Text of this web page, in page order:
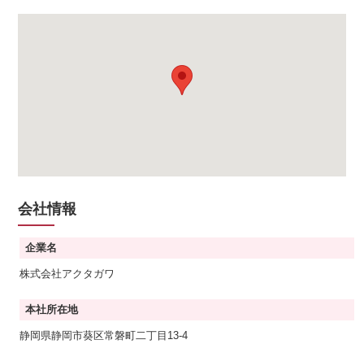
会社情報
企業名
株式会社アクタガワ
本社所在地
静岡県静岡市葵区常磐町二丁目13-4